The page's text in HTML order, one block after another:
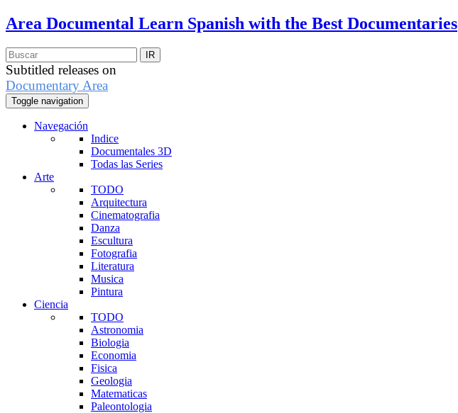
Area Documental Learn Spanish with the Best Documentaries
Subtitled releases on
Documentary Area
Toggle navigation
Navegación
Indice
Documentales 3D
Todas las Series
Arte
TODO
Arquitectura
Cinematografia
Danza
Escultura
Fotografia
Literatura
Musica
Pintura
Ciencia
TODO
Astronomia
Biologia
Economia
Fisica
Geologia
Matematicas
Paleontologia